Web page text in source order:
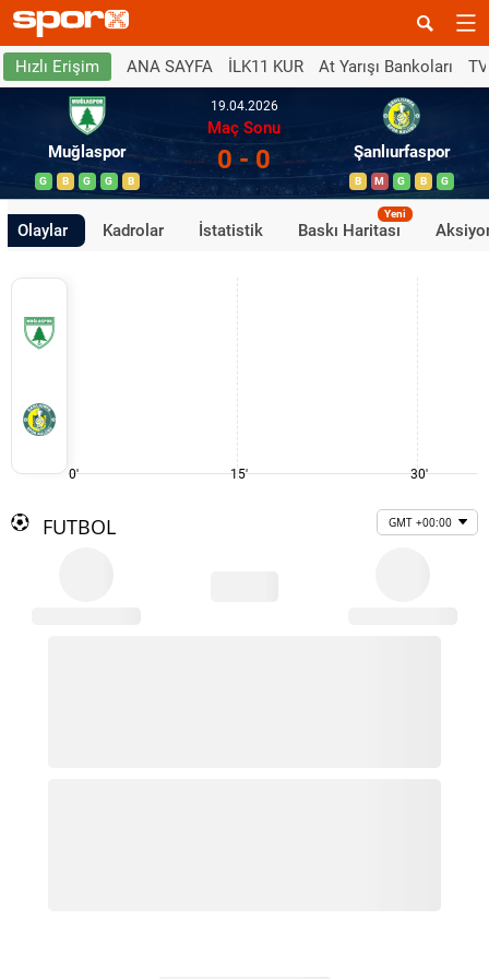
Hızlı Erişim ANA SAYFA İLK11 KUR At Yarışı Bankoları
Muğlaspor
G B G G B
19.04.2026
Maç Sonu
0 - 0 Şanlıurfaspor
B M G B G
Olaylar Kadrolar İstatistik Baskı Haritası
Yeni
0' 15' 30'
FUTBOL GMT +00:00